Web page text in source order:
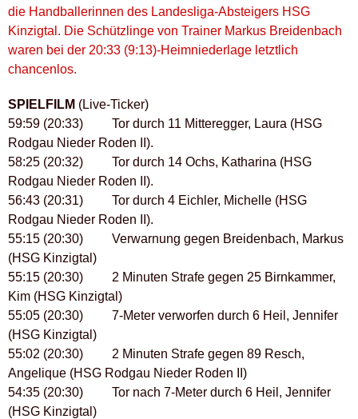
die Handballerinnen des Landesliga-Absteigers HSG
Kinzigtal. Die Schützlinge von Trainer Markus Breidenbach
waren bei der 20:33 (9:13)-Heimniederlage letztlich
chancenlos.
SPIELFILM (Live-Ticker)
59:59 (20:33) Tor durch 11 Mitteregger, Laura (HSG
Rodgau Nieder Roden II).
58:25 (20:32) Tor durch 14 Ochs, Katharina (HSG
Rodgau Nieder Roden II).
56:43 (20:31) Tor durch 4 Eichler, Michelle (HSG
Rodgau Nieder Roden II).
55:15 (20:30) Verwarnung gegen Breidenbach, Markus
(HSG Kinzigtal)
55:15 (20:30) 2 Minuten Strafe gegen 25 Birnkammer,
Kim (HSG Kinzigtal)
55:05 (20:30) 7-Meter verworfen durch 6 Heil, Jennifer
(HSG Kinzigtal)
55:02 (20:30) 2 Minuten Strafe gegen 89 Resch,
Angelique (HSG Rodgau Nieder Roden II)
54:35 (20:30) Tor nach 7-Meter durch 6 Heil, Jennifer
(HSG Kinzigtal)